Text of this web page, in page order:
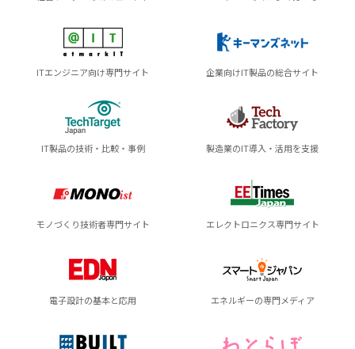
ITエンジニア向け専門サイト 企業向けIT製品の総合サイト
IT製品の技術・比較・事例 製造業のIT導入・活用を支援
モノづくり技術者専門サイト エレクトロニクス専門サイト
電子設計の基本と応用 エネルギーの専門メディア